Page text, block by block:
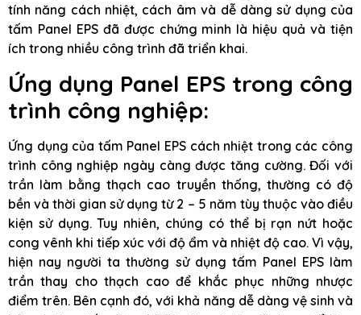
tính năng cách nhiệt, cách âm và dễ dàng sử dụng của
tấm Panel EPS đã được chứng minh là hiệu quả và tiện
ích trong nhiều công trình đã triển khai.
Ứng dụng Panel EPS trong công
trình công nghiệp:
Ứng dụng của tấm Panel EPS cách nhiệt trong các công
trình công nghiệp ngày càng được tăng cường. Đối với
trần làm bằng thạch cao truyền thống, thường có độ
bền và thời gian sử dụng từ 2 – 5 năm tùy thuộc vào điều
kiện sử dụng. Tuy nhiên, chúng có thể bị rạn nứt hoặc
cong vênh khi tiếp xúc với độ ẩm và nhiệt độ cao. Vì vậy,
hiện nay người ta thường sử dụng tấm Panel EPS làm
trần thay cho thạch cao để khắc phục những nhược
điểm trên. Bên cạnh đó, với khả năng dễ dàng vệ sinh và